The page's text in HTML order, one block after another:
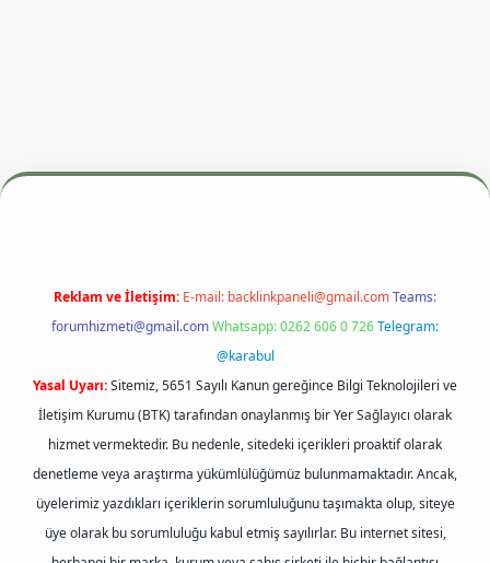
betexper.xyzm elexbet
Reklam ve İletişim: E-mail: backlinkpaneli@gmail.comTeams:
forumhizmeti@gmail.comWhatsapp: 0262 606 0 726Telegram:
@karabul
Yasal Uyarı:Sitemiz, 5651 Sayılı Kanun gereğince Bilgi Teknolojileri ve
İletişim Kurumu (BTK) tarafından onaylanmış bir Yer Sağlayıcı olarak
hizmet vermektedir. Bu nedenle, sitedeki içerikleri proaktif olarak
denetleme veya araştırma yükümlülüğümüz bulunmamaktadır. Ancak,
üyelerimiz yazdıkları içeriklerin sorumluluğunu taşımakta olup, siteye
üye olarak bu sorumluluğu kabul etmiş sayılırlar. Bu internet sitesi,